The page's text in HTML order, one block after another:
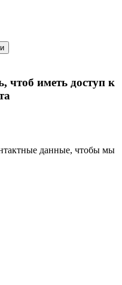
чтоб иметь доступ к
данные, чтобы мы